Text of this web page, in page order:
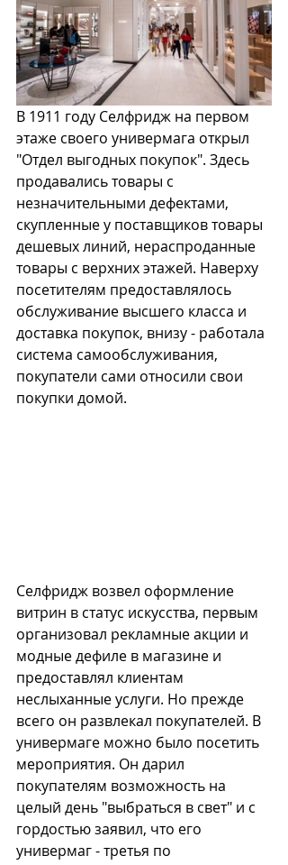
В 1911 году Селфридж на первом
этаже своего универмага открыл
"Отдел выгодных покупок". Здесь
продавались товары с
незначительными дефектами,
скупленные у поставщиков товары
дешевых линий, нераспроданные
товары с верхних этажей. Наверху
посетителям предоставлялось
обслуживание высшего класса и
доставка покупок, внизу - работала
система самообслуживания,
покупатели сами относили свои
покупки домой.
Селфридж возвел оформление
витрин в статус искусства, первым
организовал рекламные акции и
модные дефиле в магазине и
предоставлял клиентам
неслыханные услуги. Но прежде
всего он развлекал покупателей. В
универмаге можно было посетить
мероприятия. Он дарил
покупателям возможность на
целый день "выбраться в свет" и с
гордостью заявил, что его
универмаг - третья по